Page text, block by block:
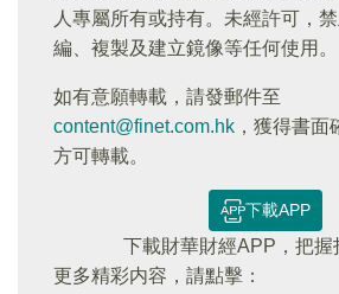
人專屬所有或持有。未經許可，
編、複製及建立鏡像等任何使用。
如有意願轉載，請發郵件至
content@finet.com.hk ，獲得書面
方可轉載。
下載APP
下載財華財經APP，把握
更多精彩内容，請點擊：